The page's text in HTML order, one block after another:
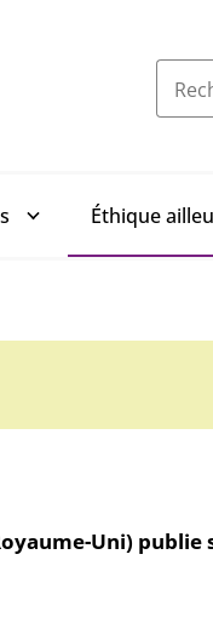
Éthique
Uni) publie